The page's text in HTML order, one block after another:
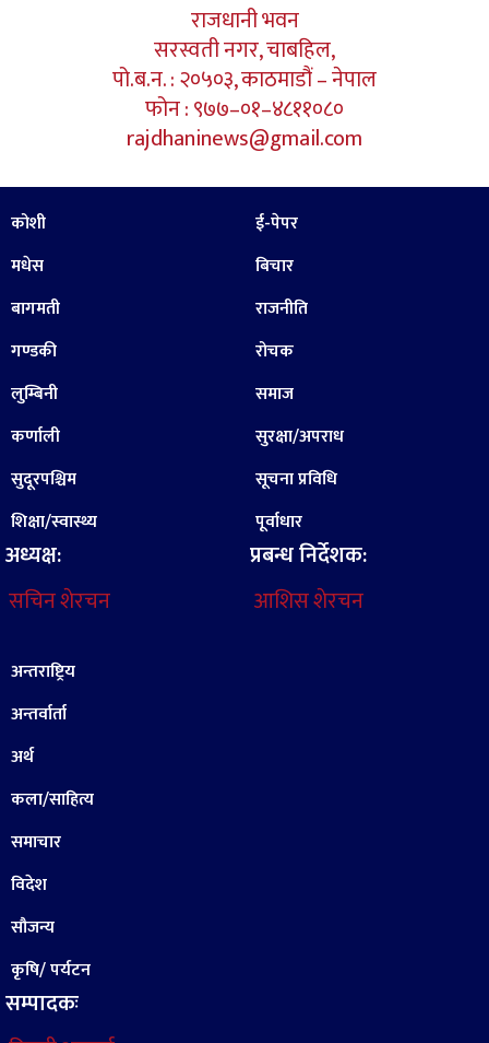
राजधानी भवन
सरस्वती नगर, चाबहिल,
पो.ब.न. : २०५०३, काठमाडौं – नेपाल
फोन : ९७७–०१–४८११०८०
rajdhaninews@gmail.com
कोशी
मधेस
बागमती
गण्डकी
लुम्बिनी
कर्णाली
सुदूरपश्चिम
शिक्षा/स्वास्थ्य
अध्यक्ष:
सचिन शेरचन
ई-पेपर
बिचार
राजनीति
रोचक
समाज
सुरक्षा/अपराध
सूचना प्रविधि
पूर्वाधार
प्रबन्ध निर्देशक:
आशिस शेरचन
अन्तराष्ट्रिय
अन्तर्वार्ता
अर्थ
कला/साहित्य
समाचार
विदेश
सौजन्य
कृषि/ पर्यटन
सम्पादकः